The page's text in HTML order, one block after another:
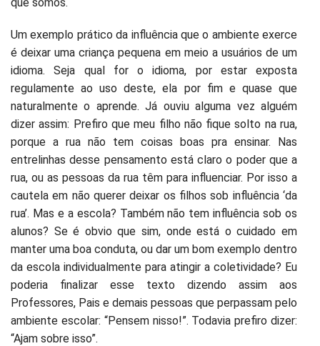
Um exemplo prático da influência que o ambiente exerce
é deixar uma criança pequena em meio a usuários de um
idioma. Seja qual for o idioma, por estar exposta
regulamente ao uso deste, ela por fim e quase que
naturalmente o aprende. Já ouviu alguma vez alguém
dizer assim: Prefiro que meu filho não fique solto na rua,
porque a rua não tem coisas boas pra ensinar. Nas
entrelinhas desse pensamento está claro o poder que a
rua, ou as pessoas da rua têm para influenciar. Por isso a
cautela em não querer deixar os filhos sob influência ‘da
rua’. Mas e a escola? Também não tem influência sob os
alunos? Se é obvio que sim, onde está o cuidado em
manter uma boa conduta, ou dar um bom exemplo dentro
da escola individualmente para atingir a coletividade? Eu
poderia finalizar esse texto dizendo assim aos
Professores, Pais e demais pessoas que perpassam pelo
ambiente escolar: “Pensem nisso!”. Todavia prefiro dizer:
“Ajam sobre isso”.